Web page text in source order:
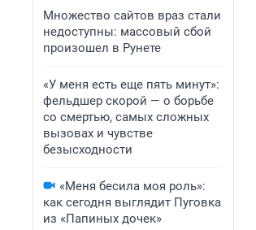
Множество сайтов враз стали
недоступны: массовый сбой
произошел в Рунете
«У меня есть еще пять минут»:
фельдшер скорой — о борьбе
со смертью, самых сложных
вызовах и чувстве
безысходности
«Меня бесила моя роль»:
как сегодня выглядит Пуговка
из «Папиных дочек»